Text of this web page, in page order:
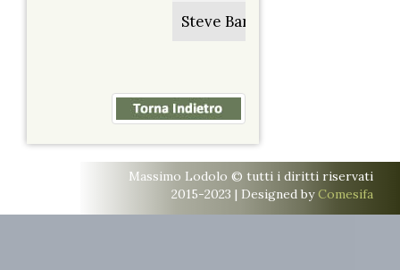
Steve Barron
Massimo Lodolo © tutti i diritti riservati
2015-2023 | Designed byComesifa